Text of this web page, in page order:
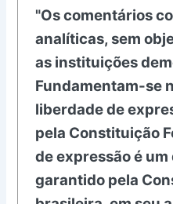
"Os comentários
analíticas, sem
as instituições
Fundamentam-se
liberdade de
pela Constituição
de expressão é
garantido pela